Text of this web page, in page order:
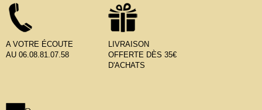
A VOTRE ÉCOUTE
AU 06.08.81.07.58
LIVRAISON
OFFERTE DÈS 35€
D'ACHATS